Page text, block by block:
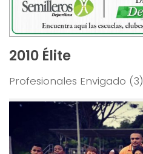
2010 Élite
Profesionales Envigado